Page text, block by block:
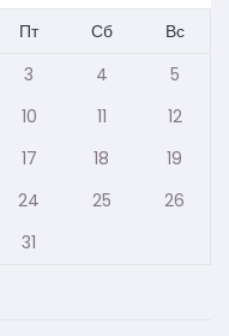
Пт Сб
Вс
3 4
5
10 11
12
17 18
19
24 25
26
31